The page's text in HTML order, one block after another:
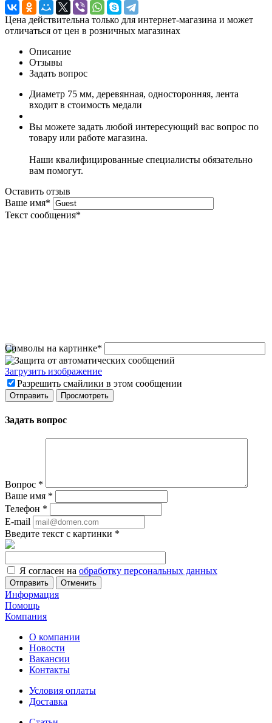
Цена действительна только для интернет-магазина и может
отличаться от цен в розничных магазинах
Описание
Отзывы
Задать вопрос
Диаметр 75 мм, деревянная, односторонняя, лента
входит в стоимость медали
Вы можете задать любой интересующий вас вопрос по
товару или работе магазина.
Наши квалифицированные специалисты обязательно
вам помогут.
Оставить отзыв
Ваше имя*
Текст сообщения*
Символы на картинке*
Загрузить изображение
Разрешить смайлики в этом сообщении
Задать вопрос
Вопрос *
Ваше имя *
Телефон *
E-mail
Введите текст с картинки *
Я согласен на обработку персональных данных
Отменить
Информация
Помощь
Компания
О компании
Новости
Вакансии
Контакты
Условия оплаты
Доставка